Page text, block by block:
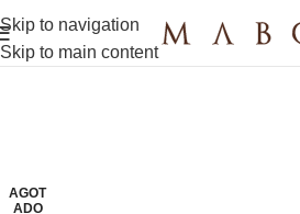
Skip to navigation
Skip to main content
AGOT
ADO